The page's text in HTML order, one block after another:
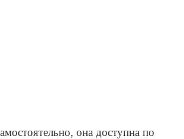
она доступна по